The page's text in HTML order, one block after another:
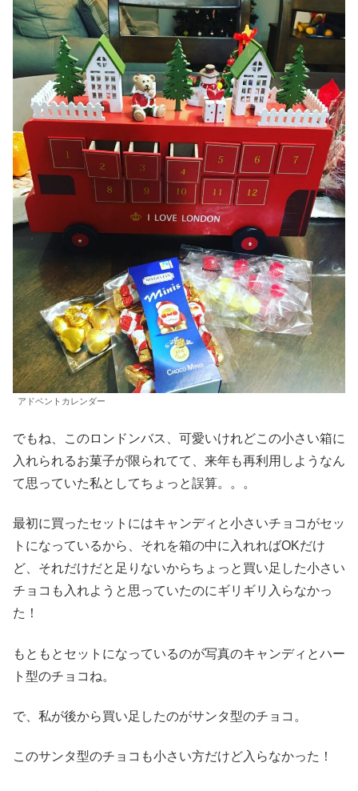
アドベントカレンダー
でもね、このロンドンバス、可愛いけれどこの小さい箱に
入れられるお菓子が限られてて、来年も再利用しようなん
て思っていた私としてちょっと誤算。。。
最初に買ったセットにはキャンディと小さいチョコがセッ
トになっているから、それを箱の中に入れればOKだけ
ど、それだけだと足りないからちょっと買い足した小さい
チョコも入れようと思っていたのにギリギリ入らなかっ
た！
もともとセットになっているのが写真のキャンディとハー
ト型のチョコね。
で、私が後から買い足したのがサンタ型のチョコ。
このサンタ型のチョコも小さい方だけど入らなかった！